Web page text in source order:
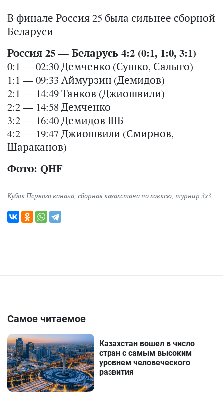
В финале Россия 25 была сильнее сборной
Беларуси
Россия 25 — Беларусь 4:2 (0:1, 1:0, 3:1)
0:1 — 02:30 Демченко (Сушко, Салыго)
1:1 — 09:33 Аймурзин (Демидов)
2:1 — 14:49 Танков (Джиошвили)
2:2 — 14:58 Демченко
3:2 — 16:40 Демидов ШБ
4:2 — 19:47 Джиошвили (Смирнов,
Шараканов)
Фото: QHF
Кубок Первого канала, сборная казахстана по хоккею, турнир 3х3
Самое читаемое
Казахстан вошел в число
стран с самым высоким
уровнем человеческого
развития